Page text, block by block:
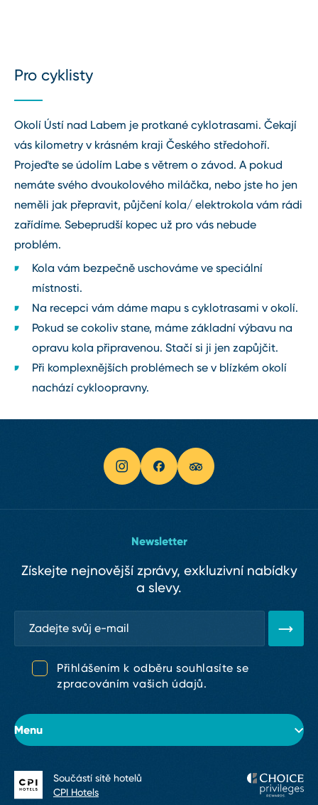
Pro cyklisty
Okolí Ústí nad Labem je protkané cyklotrasami. Čekají
vás kilometry v krásném kraji Českého středohoří.
Projeďte se údolím Labe s větrem o závod. A pokud
nemáte svého dvoukolového miláčka, nebo jste ho jen
neměli jak přepravit, půjčení kola/ elektrokola vám rádi
zařídíme. Sebeprudší kopec už pro vás nebude
problém.
Kola vám bezpečně uschováme ve speciální
místnosti.
Na recepci vám dáme mapu s cyklotrasami v okolí.
Pokud se cokoliv stane, máme základní výbavu na
opravu kola připravenou. Stačí si ji jen zapůjčit.
Při komplexnějších problémech se v blízkém okolí
nachází cykloopravny.
Menu
O hotelu
Newsletter
Získejte nejnovější zprávy, exkluzivní nabídky
a slevy.
Přihlášením k odběru souhlasíte se
zpracováním vašich údajů.
Součástí sítě hotelů
CPI Hotels